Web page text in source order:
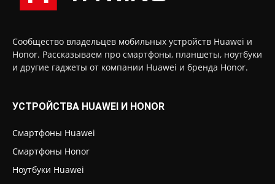
Сообщество владельцев мобильных устройств Huawei и
Honor. Рассказываем про смартфоны, планшеты, ноутбуки
и другие гаджеты от компании Huawei и бренда Honor.
УСТРОЙСТВА HUAWEI И HONOR
Смартфоны Huawei
Смартфоны Honor
Ноутбуки Huawei